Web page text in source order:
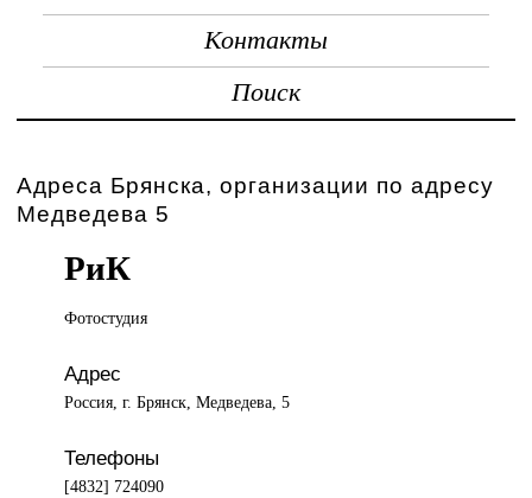
Контакты
Поиск
Адреса Брянска, организации по адресу
Медведева 5
РиК
Фотостудия
Адрес
Россия, г. Брянск, Медведева, 5
Телефоны
[4832] 724090